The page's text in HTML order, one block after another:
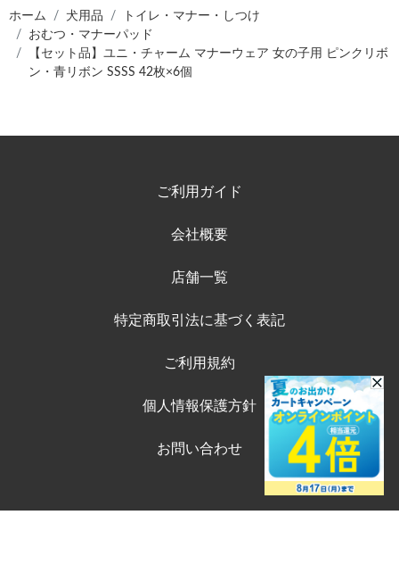
ホーム 犬用品
トイレ・マナー・しつけ
おむつ・マナーパッド
【セット品】ユニ・チャーム マナーウェア 女の子用 ピンクリボ
ン・青リボン SSSS 42枚×6個
ご利用ガイド
会社概要
店舗一覧
特定商取引法に基づく表記
ご利用規約
個人情報保護方針
お問い合わせ